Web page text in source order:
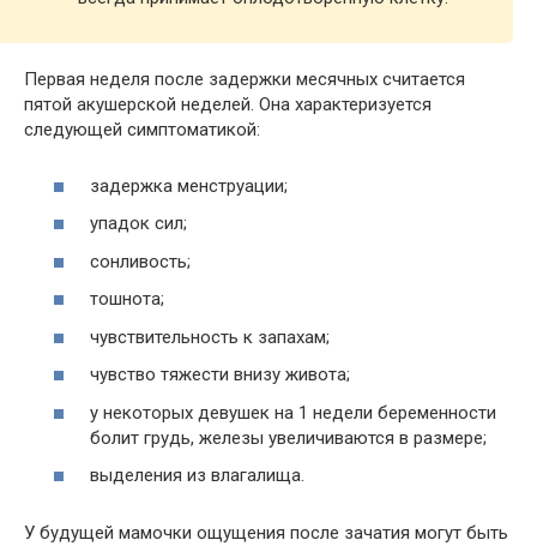
Первая неделя после задержки месячных считается
пятой акушерской неделей. Она характеризуется
следующей симптоматикой:
задержка менструации;
упадок сил;
сонливость;
тошнота;
чувствительность к запахам;
чувство тяжести внизу живота;
у некоторых девушек на 1 недели беременности
болит грудь, железы увеличиваются в размере;
выделения из влагалища.
У будущей мамочки ощущения после зачатия могут быть